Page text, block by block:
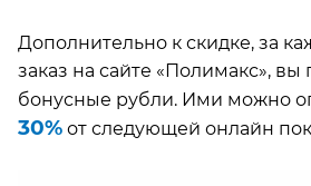
Дополнительно к скидке, за
заказ на сайте «Полимакс», вы
бонусные рубли. Ими можно
30% от следующей онлайн